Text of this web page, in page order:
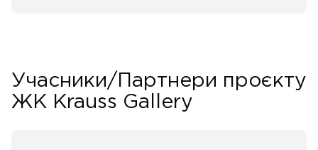
Учасники/Партнери проєкту
ЖК Krauss Gallery